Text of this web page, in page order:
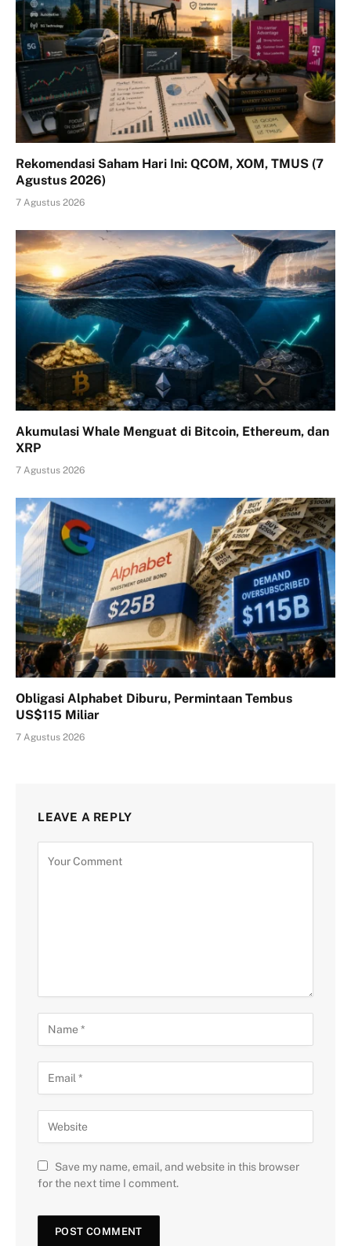
Rekomendasi Saham Hari Ini: QCOM, XOM, TMUS (7
Agustus 2026)
7 Agustus 2026
Akumulasi Whale Menguat di Bitcoin, Ethereum, dan
XRP
7 Agustus 2026
Obligasi Alphabet Diburu, Permintaan Tembus
US$115 Miliar
7 Agustus 2026
LEAVE A REPLY
Save my name, email, and website in this browser
for the next time I comment.